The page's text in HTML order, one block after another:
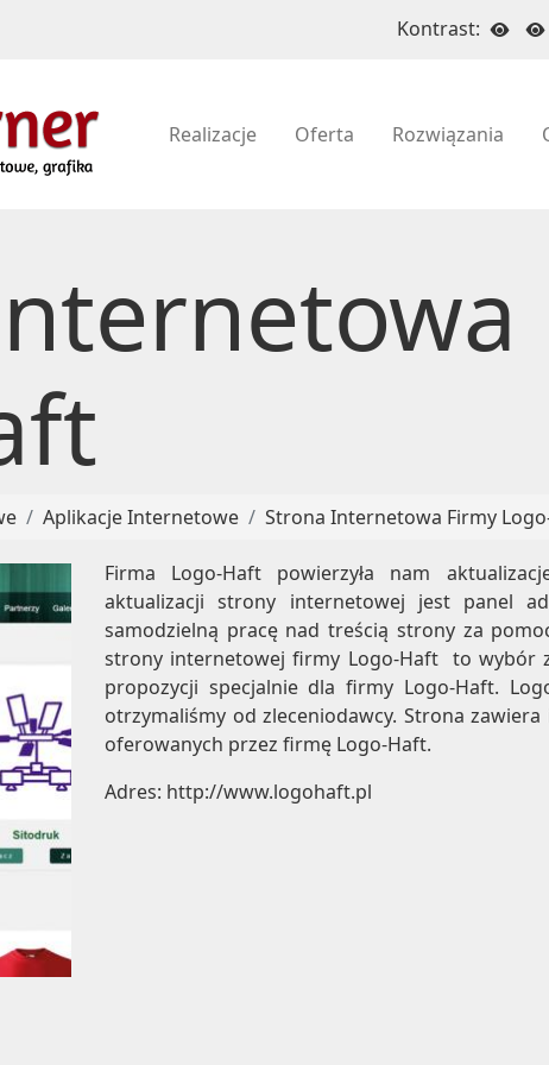
Kontrast:
Realizacje Oferta Rozwiązania
Aplikacje Internetowe Strona Internetowa Firmy
Firma Logo-Haft powierzyła nam
aktualizacji strony internetowej jest panel
samodzielną pracę nad treścią strony za
strony internetowej firmy Logo-Haft to wybór
propozycji specjalnie dla firmy Logo-Haft.
otrzymaliśmy od zleceniodawcy. Strona
oferowanych przez firmę Logo-Haft.
Adres: http://www.logohaft.pl